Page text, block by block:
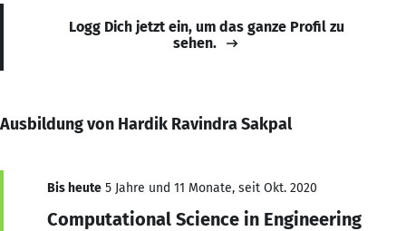
Logg Dich jetzt ein, um das ganze Profil zu
sehen.
Ausbildung von Hardik Ravindra Sakpal
Bis heute 5 Jahre und 11 Monate, seit Okt. 2020
Computational Science in Engineering